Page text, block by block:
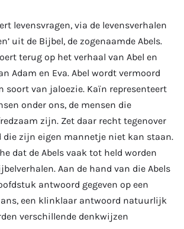
levensvragen, via de levensverhalen
uit de Bijbel, de zogenaamde Abels.
terug op het verhaal van Abel en
Adam en Eva. Abel wordt vermoord
soort van jaloezie. Kaïn representeert
onder ons, de mensen die
zijn. Zet daar recht tegenover
die zijn eigen mannetje niet kan staan.
dat de Abels vaak tot held worden
Aan de hand van die Abels
antwoord gegeven op een
een klinklaar antwoord natuurlijk
verschillende denkwijzen